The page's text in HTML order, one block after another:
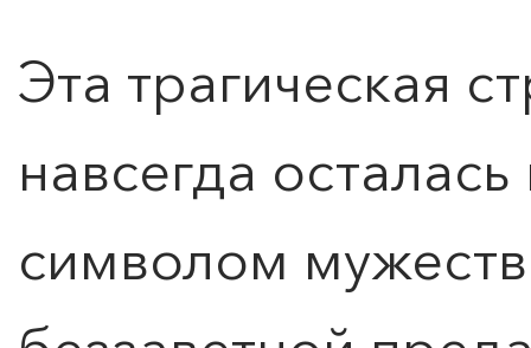
Эта трагическая
навсегда
символом